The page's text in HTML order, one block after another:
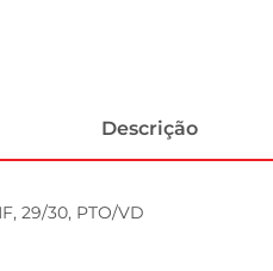
Descrição
29/30, PTO/VD